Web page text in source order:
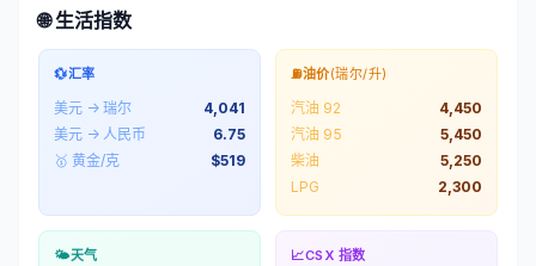
🌐 生活指数
💱汇率
美元 → 瑞尔
4,041
美元 → 人民币
6.75
🥇 黄金/克
$519
⛽油价(瑞尔/升)
汽油 92
4,450
汽油 95
5,450
柴油
5,250
LPG
2,300
🌤️天气 📈CSX 指数